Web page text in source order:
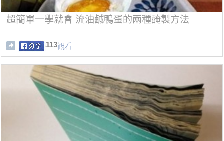
超簡單一學就會 流油鹹鴨蛋的兩種醃製方法
113觀看